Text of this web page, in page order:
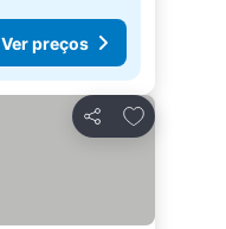
Ver preços
Partilhar
Adicionar